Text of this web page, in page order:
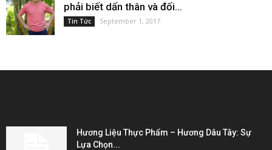
phải biết dấn thân và đối...
Tin Tức September 1, 2017
Hương Liệu Thực Phẩm – Hương Dâu Tây: Sự
Lựa Chọn...